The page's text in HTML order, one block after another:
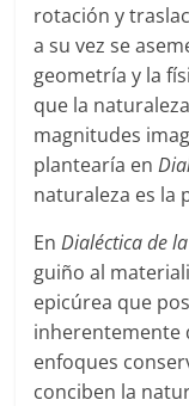
rotación y
a su vez se
geometría y la
que la
magnitudes
plantearía en
naturaleza es la
EnDialéctica de
guiño al
epicúrea que
inherentemente
enfoques
conciben la